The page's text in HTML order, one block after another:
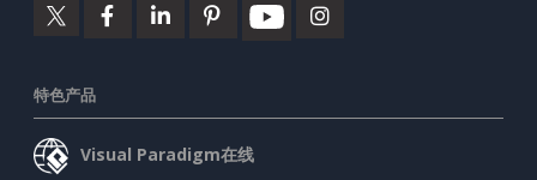
特色产品
Visual Paradigm在线